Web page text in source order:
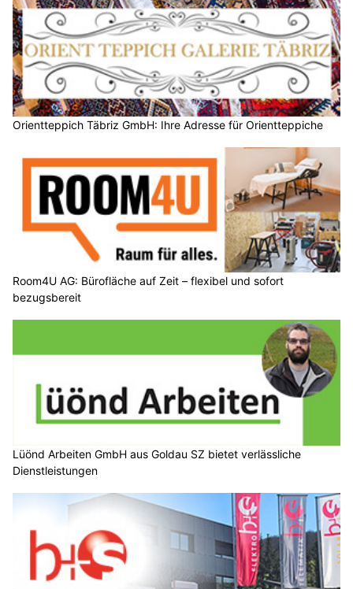
Orientteppich Täbriz GmbH: Ihre Adresse für Orientteppiche
Room4U AG: Bürofläche auf Zeit – flexibel und sofort
bezugsbereit
Lüönd Arbeiten GmbH aus Goldau SZ bietet verlässliche
Dienstleistungen